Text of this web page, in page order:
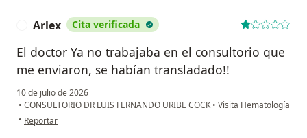
Arlex Cita verificada
El doctor Ya no trabajaba en el consultorio que
me enviaron, se habían transladado!!
10 de julio de 2026
• CONSULTORIO DR LUIS FERNANDO URIBE COCK • Visita Hematología
• en opinión del usuario Arlex
Reportar